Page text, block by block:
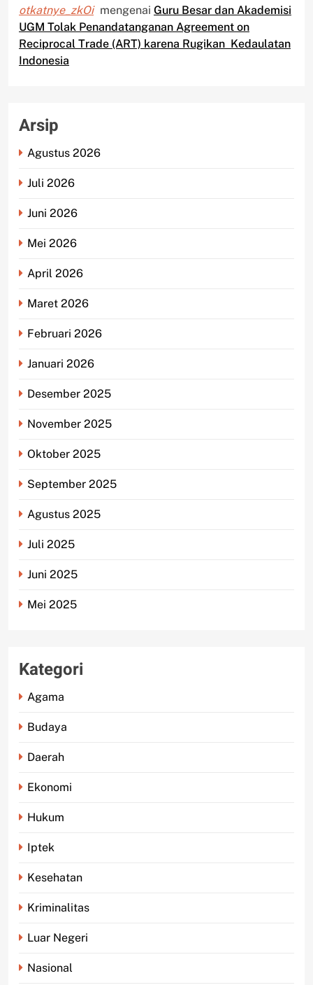
otkatnye_zkOi mengenai Guru Besar dan Akademisi
UGM Tolak Penandatanganan Agreement on
Reciprocal Trade (ART) karena Rugikan Kedaulatan
Indonesia
Arsip
Agustus 2026
Juli 2026
Juni 2026
Mei 2026
April 2026
Maret 2026
Februari 2026
Januari 2026
Desember 2025
November 2025
Oktober 2025
September 2025
Agustus 2025
Juli 2025
Juni 2025
Mei 2025
Kategori
Agama
Budaya
Daerah
Ekonomi
Hukum
Iptek
Kesehatan
Kriminalitas
Luar Negeri
Nasional